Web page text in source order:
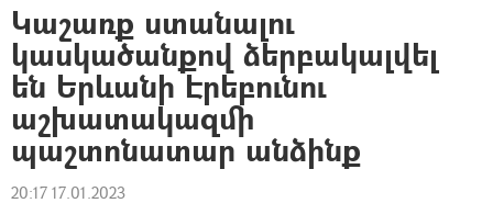
Կաշառք ստանալու
կասկածանքով ձերբակալվել
են Երևանի Էրեբունու
աշխատակազմի
պաշտոնատար անձինք
20:17 17.01.2023